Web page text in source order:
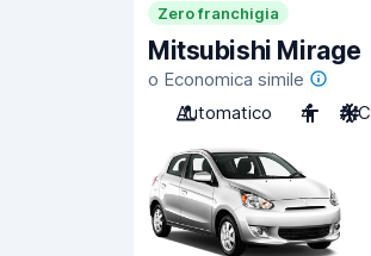
Zero franchigia
Mitsubishi Mirage
o Economica simile
Automatico
4 A/C